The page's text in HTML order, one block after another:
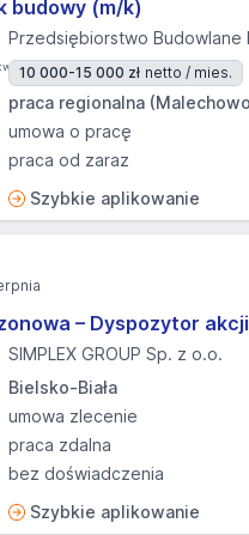
budowy (m/k)
Przedsiębiorstwo Budowlane
10 000-15 000 zł netto / mies.
praca regionalna
umowa o pracę
praca od zaraz
Szybkie aplikowanie
– Dyspozytor
SIMPLEX GROUP Sp. z o.o.
Bielsko-Biała
umowa zlecenie
praca zdalna
bez doświadczenia
Szybkie aplikowanie